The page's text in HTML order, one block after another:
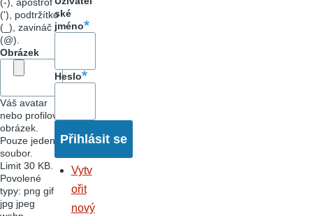
('), podtržítko
(_), zavináč
(@).
Obrázek
Váš avatar
nebo profilový
obrázek.
Pouze jeden
soubor.
Limit 30 KB.
Povolené
typy: png gif
jpg jpeg
ské
jméno
Heslo
Vytv
ořit
nový